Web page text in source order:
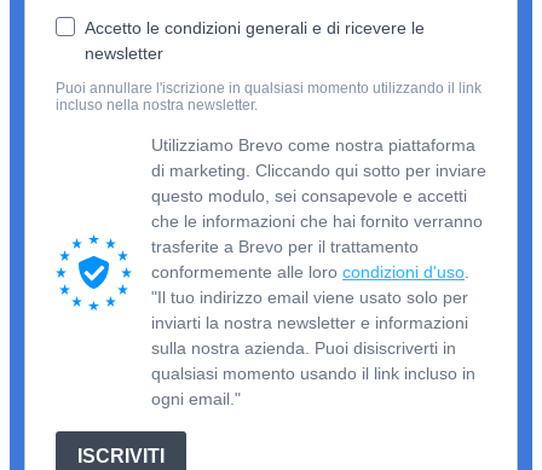
Accetto le condizioni generali e di ricevere le
newsletter
Puoi annullare l'iscrizione in qualsiasi momento utilizzando il link
incluso nella nostra newsletter.
Utilizziamo Brevo come nostra piattaforma
di marketing. Cliccando qui sotto per inviare
questo modulo, sei consapevole e accetti
che le informazioni che hai fornito verranno
trasferite a Brevo per il trattamento
conformemente alle loro condizioni d'uso.
"Il tuo indirizzo email viene usato solo per
inviarti la nostra newsletter e informazioni
sulla nostra azienda. Puoi disiscriverti in
qualsiasi momento usando il link incluso in
ogni email."
ISCRIVITI